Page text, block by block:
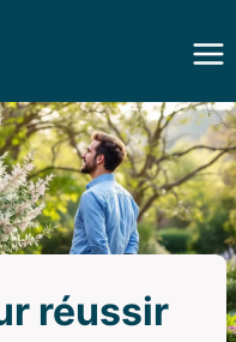
réussir